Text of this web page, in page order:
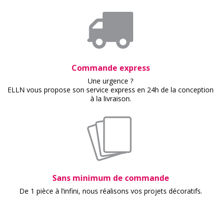
Commande express
Une urgence ?
ELLN vous propose son service express en 24h de la conception
à la livraison.
Sans minimum de commande
De 1 pièce à l’infini, nous réalisons vos projets décoratifs.